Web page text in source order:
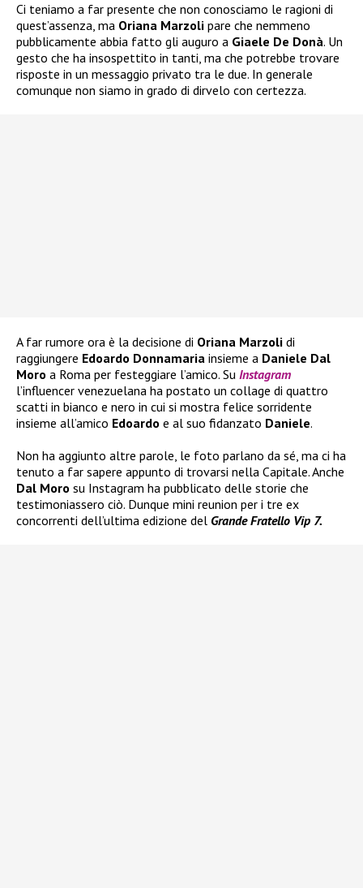
Ci teniamo a far presente che non conosciamo le ragioni di
quest’assenza, ma Oriana Marzoli pare che nemmeno
pubblicamente abbia fatto gli auguro a Giaele De Donà. Un
gesto che ha insospettito in tanti, ma che potrebbe trovare
risposte in un messaggio privato tra le due. In generale
comunque non siamo in grado di dirvelo con certezza.
A far rumore ora è la decisione di Oriana Marzoli di
raggiungere Edoardo Donnamaria insieme a Daniele Dal
Moro a Roma per festeggiare l’amico. Su Instagram
l’influencer venezuelana ha postato un collage di quattro
scatti in bianco e nero in cui si mostra felice sorridente
insieme all’amico Edoardo e al suo fidanzato Daniele.
Non ha aggiunto altre parole, le foto parlano da sé, ma ci ha
tenuto a far sapere appunto di trovarsi nella Capitale. Anche
Dal Moro su Instagram ha pubblicato delle storie che
testimoniassero ciò. Dunque mini reunion per i tre ex
concorrenti dell’ultima edizione del Grande Fratello Vip 7.